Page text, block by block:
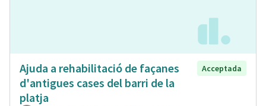
Ajuda a rehabilitació de façanes
d'antigues cases del barri de la
platja
Acceptada